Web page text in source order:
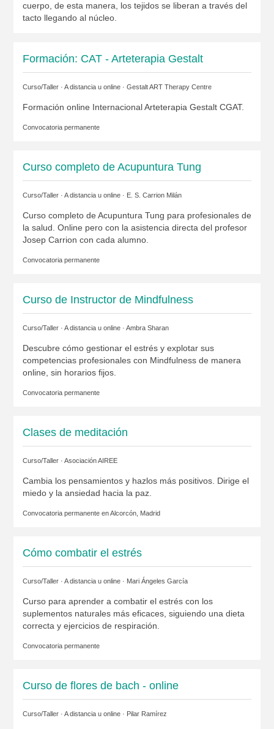
cuerpo, de esta manera, los tejidos se liberan a través del
tacto llegando al núcleo.
Formación: CAT - Arteterapia Gestalt
Curso/Taller · A distancia u online · Gestalt ART Therapy Centre
Formación online Internacional Arteterapia Gestalt CGAT.
Convocatoria permanente
Curso completo de Acupuntura Tung
Curso/Taller · A distancia u online · E. S. Carrion Milán
Curso completo de Acupuntura Tung para profesionales de
la salud. Online pero con la asistencia directa del profesor
Josep Carrion con cada alumno.
Convocatoria permanente
Curso de Instructor de Mindfulness
Curso/Taller · A distancia u online · Ambra Sharan
Descubre cómo gestionar el estrés y explotar sus
competencias profesionales con Mindfulness de manera
online, sin horarios fijos.
Convocatoria permanente
Clases de meditación
Curso/Taller · Asociación AIREE
Cambia los pensamientos y hazlos más positivos. Dirige el
miedo y la ansiedad hacia la paz.
Convocatoria permanente enAlcorcón, Madrid
Cómo combatir el estrés
Curso/Taller · A distancia u online · Mari Ángeles García
Curso para aprender a combatir el estrés con los
suplementos naturales más eficaces, siguiendo una dieta
correcta y ejercicios de respiración.
Convocatoria permanente
Curso de flores de bach - online
Curso/Taller · A distancia u online · Pilar Ramírez